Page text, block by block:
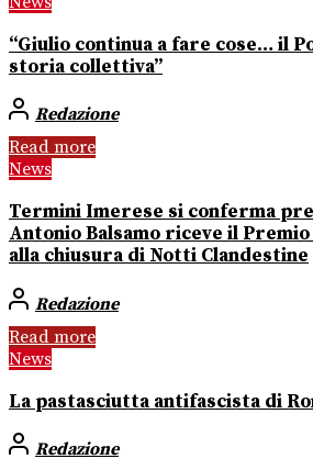
“Giulio continua a fare cose… il
storia collettiva”
Redazione
Read more
News
Termini Imerese si conferma
Antonio Balsamo riceve il
alla chiusura di Notti Clandestine
Redazione
Read more
News
La pastasciutta antifascista di
Redazione